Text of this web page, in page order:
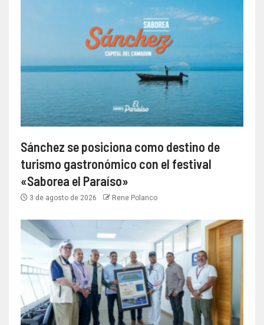
Sánchez se posiciona como destino de
turismo gastronómico con el festival
«Saborea el Paraíso»
3 de agosto de 2026 Rene Polanco